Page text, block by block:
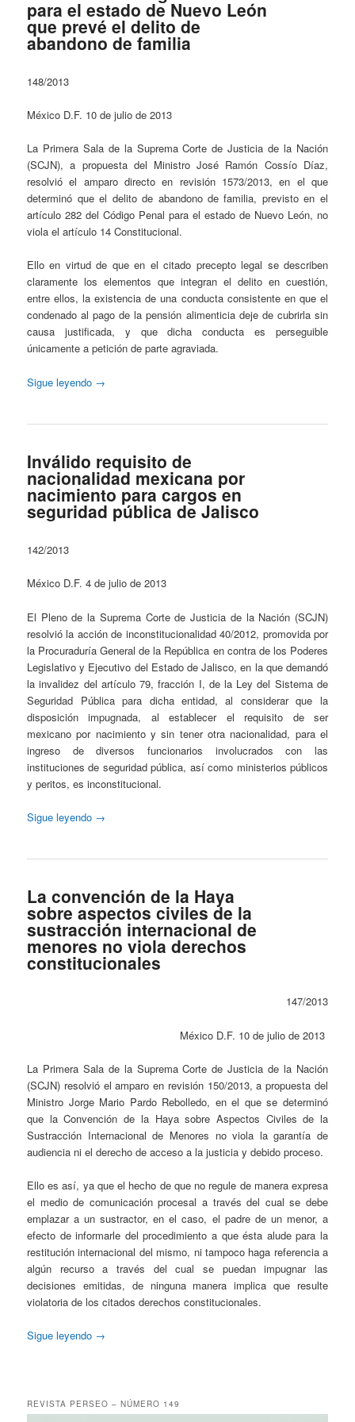
para el estado de Nuevo León
que prevé el delito de
abandono de familia
148/2013
México D.F. 10 de julio de 2013
La Primera Sala de la Suprema Corte de Justicia de la Nación
(SCJN), a propuesta del Ministro José Ramón Cossío Díaz,
resolvió el amparo directo en revisión 1573/2013, en el que
determinó que el delito de abandono de familia, previsto en el
artículo 282 del Código Penal para el estado de Nuevo León, no
viola el artículo 14 Constitucional.
Ello en virtud de que en el citado precepto legal se describen
claramente los elementos que integran el delito en cuestión,
entre ellos, la existencia de una conducta consistente en que el
condenado al pago de la pensión alimenticia deje de cubrirla sin
causa justificada, y que dicha conducta es perseguible
únicamente a petición de parte agraviada.
Sigue leyendo →
Inválido requisito de
nacionalidad mexicana por
nacimiento para cargos en
seguridad pública de Jalisco
142/2013
México D.F. 4 de julio de 2013
El Pleno de la Suprema Corte de Justicia de la Nación (SCJN)
resolvió la acción de inconstitucionalidad 40/2012, promovida por
la Procuraduría General de la República en contra de los Poderes
Legislativo y Ejecutivo del Estado de Jalisco, en la que demandó
la invalidez del artículo 79, fracción I, de la Ley del Sistema de
Seguridad Pública para dicha entidad, al considerar que la
disposición impugnada, al establecer el requisito de ser
mexicano por nacimiento y sin tener otra nacionalidad, para el
ingreso de diversos funcionarios involucrados con las
instituciones de seguridad pública, así como ministerios públicos
y peritos, es inconstitucional.
Sigue leyendo →
La convención de la Haya
sobre aspectos civiles de la
sustracción internacional de
menores no viola derechos
constitucionales
147/2013
México D.F. 10 de julio de 2013
La Primera Sala de la Suprema Corte de Justicia de la Nación
(SCJN) resolvió el amparo en revisión 150/2013, a propuesta del
Ministro Jorge Mario Pardo Rebolledo, en el que se determinó
que la Convención de la Haya sobre Aspectos Civiles de la
Sustracción Internacional de Menores no viola la garantía de
audiencia ni el derecho de acceso a la justicia y debido proceso.
Ello es así, ya que el hecho de que no regule de manera expresa
el medio de comunicación procesal a través del cual se debe
emplazar a un sustractor, en el caso, el padre de un menor, a
efecto de informarle del procedimiento a que ésta alude para la
restitución internacional del mismo, ni tampoco haga referencia a
algún recurso a través del cual se puedan impugnar las
decisiones emitidas, de ninguna manera implica que resulte
violatoria de los citados derechos constitucionales.
Sigue leyendo →
REVISTA PERSEO – NÚMERO 149